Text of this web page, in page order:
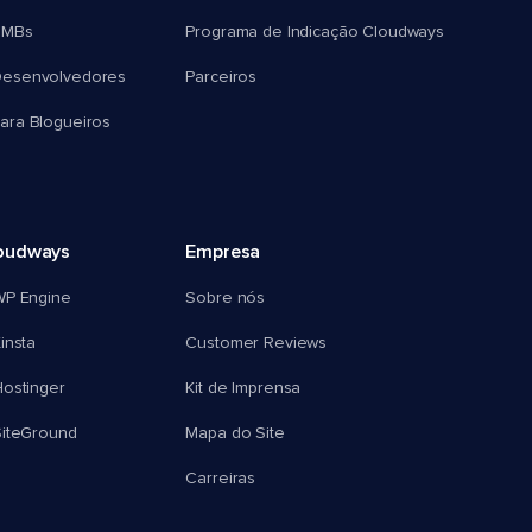
Blogueiros
Programa de Indicação Cloudways
Parceiros
Engine
Empresa
Sobre nós
Customer Reviews
Kit de Imprensa
Mapa do Site
Carreiras